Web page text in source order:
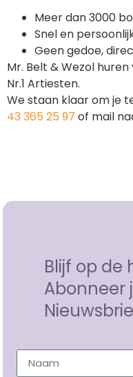
Meer dan 3000
Snel en
Geen gedoe,
Mr. Belt & Wezol
Nr.1 Artiesten.
We staan klaar om je
43 365 25 97 of mail
Blijf op de
Abonneer